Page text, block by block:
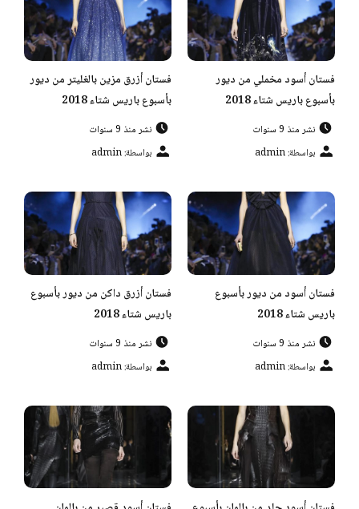
فستان أسود مخملي من ديور
بأسبوع باريس شتاء 2018
نشر منذ 9 سنوات
بواسطة: admin
فستان أزرق مزين بالغليتر من ديور
بأسبوع باريس شتاء 2018
نشر منذ 9 سنوات
بواسطة: admin
فستان أسود من ديور بأسبوع
باريس شتاء 2018
نشر منذ 9 سنوات
بواسطة: admin
فستان أزرق داكن من ديور بأسبوع
باريس شتاء 2018
نشر منذ 9 سنوات
بواسطة: admin